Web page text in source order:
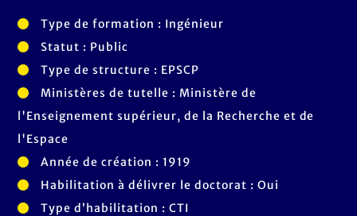
Type de formation : Ingénieur
Statut : Public
Type de structure : EPSCP
Ministères de tutelle : Ministère de
l'Enseignement supérieur, de la Recherche et de
l'Espace
Année de création : 1919
Habilitation à délivrer le doctorat : Oui
Type d’habilitation : CTI